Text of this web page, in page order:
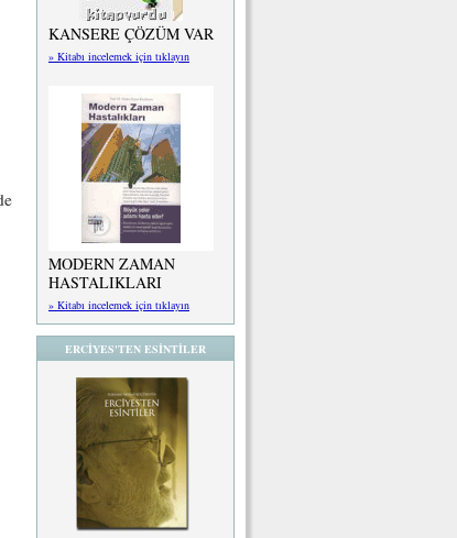
KANSERE ÇÖZÜM VAR
» Kitabı incelemek için tıklayın
MODERN ZAMAN
HASTALIKLARI
» Kitabı incelemek için tıklayın
ERCİYES'TEN ESİNTİLER